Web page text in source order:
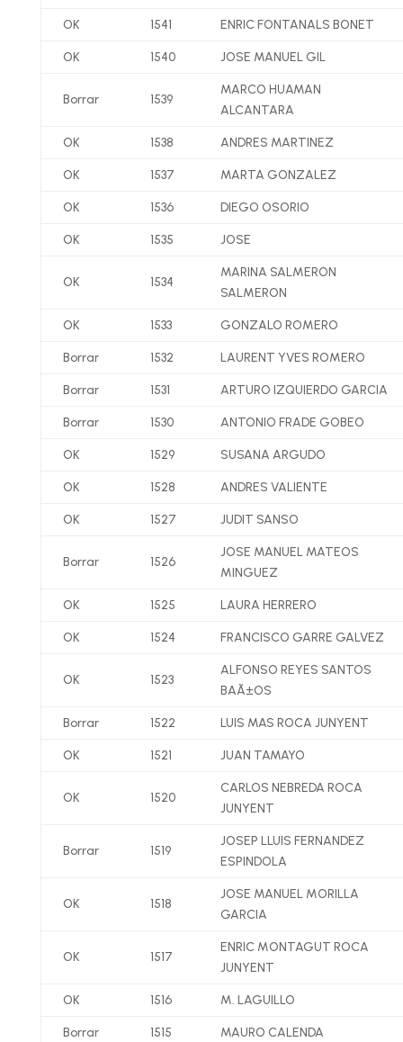
OK 1541 ENRIC FONTANALS BONET
OK 1540 JOSE MANUEL GIL
Borrar 1539
MARCO HUAMAN
ALCANTARA
OK 1538 ANDRES MARTINEZ
OK 1537 MARTA GONZALEZ
OK 1536 DIEGO OSORIO
OK 1535 JOSE
OK 1534
MARINA SALMERON
SALMERON
OK 1533 GONZALO ROMERO
Borrar 1532 LAURENT YVES ROMERO
Borrar 1531 ARTURO IZQUIERDO GARCIA
Borrar 1530 ANTONIO FRADE GOBEO
OK 1529 SUSANA ARGUDO
OK 1528 ANDRES VALIENTE
OK 1527 JUDIT SANSO
Borrar 1526
JOSE MANUEL MATEOS
MINGUEZ
OK 1525 LAURA HERRERO
OK 1524 FRANCISCO GARRE GALVEZ
OK 1523
ALFONSO REYES SANTOS
BAÃ±OS
Borrar 1522 LUIS MAS ROCA JUNYENT
OK 1521 JUAN TAMAYO
OK 1520
CARLOS NEBREDA ROCA
JUNYENT
Borrar 1519
JOSEP LLUIS FERNANDEZ
ESPINDOLA
OK 1518
JOSE MANUEL MORILLA
GARCIA
OK 1517
ENRIC MONTAGUT ROCA
JUNYENT
OK 1516 M. LAGUILLO
Borrar 1515 MAURO CALENDA